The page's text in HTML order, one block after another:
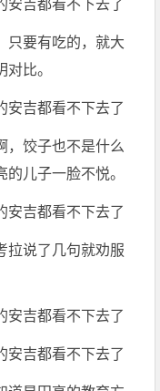
只要有吃的，就大
比。
，饺子也不是什么
儿子一脸不悦。
拉说了几句就劝服